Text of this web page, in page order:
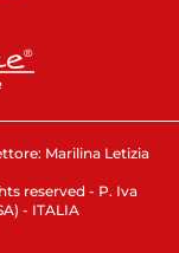
Marilina Letizia
reserved - P. Iva
- ITALIA